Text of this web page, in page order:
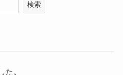
検索
。